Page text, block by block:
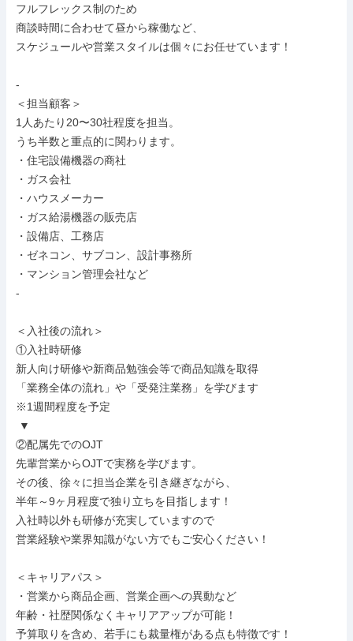
フルフレックス制のため
商談時間に合わせて昼から稼働など、
スケジュールや営業スタイルは個々にお任せています！
-
＜担当顧客＞
1人あたり20〜30社程度を担当。
うち半数と重点的に関わります。
・住宅設備機器の商社
・ガス会社
・ハウスメーカー
・ガス給湯機器の販売店
・設備店、工務店
・ゼネコン、サブコン、設計事務所
・マンション管理会社など
-
＜入社後の流れ＞
①入社時研修
新人向け研修や新商品勉強会等で商品知識を取得
「業務全体の流れ」や「受発注業務」を学びます
※1週間程度を予定
②配属先でのOJT
先輩営業からOJTで実務を学びます。
その後、徐々に担当企業を引き継ぎながら、
半年～9ヶ月程度で独り立ちを目指します！
入社時以外も研修が充実していますので
営業経験や業界知識がない方でもご安心ください！
＜キャリアパス＞
・営業から商品企画、営業企画への異動など
年齢・社歴関係なくキャリアアップが可能！
予算取りを含め、若手にも裁量権がある点も特徴です！